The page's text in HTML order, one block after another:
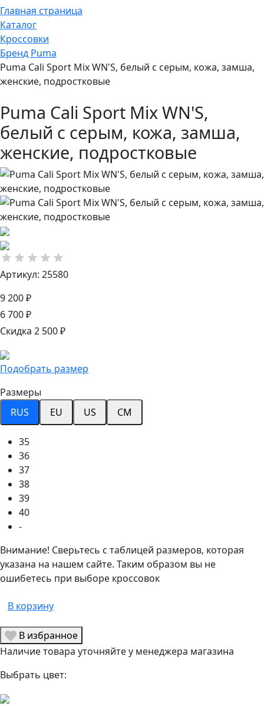
Главная страница
Каталог
Кроссовки
Бренд Puma
Puma Cali Sport Mix WN'S, белый с серым, кожа, замша,
женские, подростковые
Puma Cali Sport Mix WN'S,
белый с серым, кожа, замша,
женские, подростковые
Артикул: 25580
9 200 ₽
6 700 ₽
Скидка 2 500 ₽
Подобрать размер
Размеры
RUS
EU US CM
35
36
37
38
39
40
-
Внимание! Сверьтесь с таблицей размеров, которая
указана на нашем сайте. Таким образом вы не
ошибетесь при выборе кроссовок
В корзину
В избранное
Наличие товара уточняйте у менеджера магазина
Выбрать цвет: